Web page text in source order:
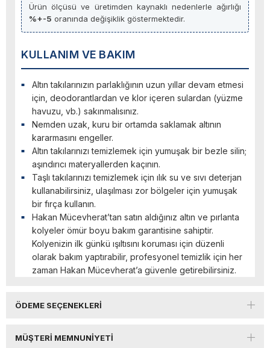
Ürün ölçüsü ve üretimden kaynaklı nedenlerle ağırlığı
%+-5 oranında değişiklik göstermektedir.
KULLANIM VE BAKIM
Altın takılarınızın parlaklığının uzun yıllar devam etmesi
için, deodorantlardan ve klor içeren sulardan (yüzme
havuzu, vb.) sakınmalısınız.
Nemden uzak, kuru bir ortamda saklamak altının
kararmasını engeller.
Altın takılarınızı temizlemek için yumuşak bir bezle silin;
aşındırıcı materyallerden kaçının.
Taşlı takılarınızı temizlemek için ılık su ve sıvı deterjan
kullanabilirsiniz, ulaşılması zor bölgeler için yumuşak
bir fırça kullanın.
Hakan Mücevherat’tan satın aldığınız altın ve pırlanta
kolyeler ömür boyu bakım garantisine sahiptir.
Kolyenizin ilk günkü ışıltısını koruması için düzenli
olarak bakım yaptırabilir, profesyonel temizlik için her
zaman Hakan Mücevherat’a güvenle getirebilirsiniz.
ÖDEME SEÇENEKLERI
MÜŞTERI MEMNUNIYETI